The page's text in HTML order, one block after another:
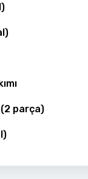
(2 parça)